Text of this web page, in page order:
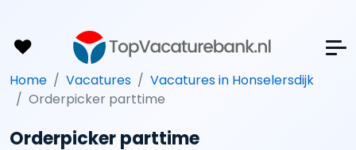
Home Vacatures
Vacatures in Honselersdijk
Orderpicker parttime
Orderpicker parttime